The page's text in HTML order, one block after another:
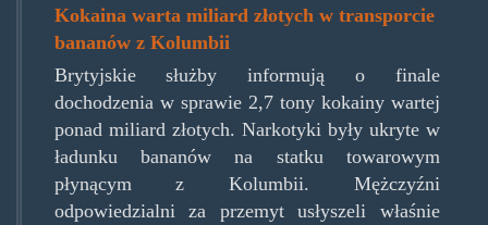
Kokaina warta miliard złotych w transporcie
bananów z Kolumbii
Brytyjskie służby informują o finale
dochodzenia w sprawie 2,7 tony kokainy wartej
ponad miliard złotych. Narkotyki były ukryte w
ładunku bananów na statku towarowym
płynącym z Kolumbii. Mężczyźni
odpowiedzialni za przemyt usłyszeli właśnie